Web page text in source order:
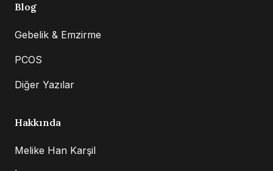
Blog
Gebelik & Emzirme
PCOS
Diğer Yazılar
Hakkında
Melike Han Karşil